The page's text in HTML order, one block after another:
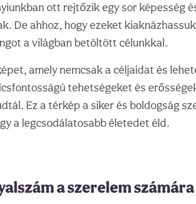
ott rejtőzik egy sor képesség
De ahhoz, hogy ezeket
a világban betöltött célunkkal.
amely nemcsak a céljaidat és
tehetségeket és
Ez a térkép a siker és boldogság
a legcsodálatosabb életedet éld.
a szerelem számára